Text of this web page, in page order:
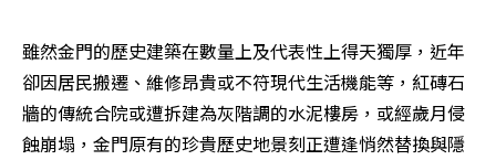
雖然金門的歷史建築在數量上及代表性上得天獨厚，近年
卻因居民搬遷、維修昂貴或不符現代生活機能等，紅磚石
牆的傳統合院或遭拆建為灰階調的水泥樓房，或經歲月侵
蝕崩塌，金門原有的珍貴歷史地景刻正遭逢悄然替換與隱